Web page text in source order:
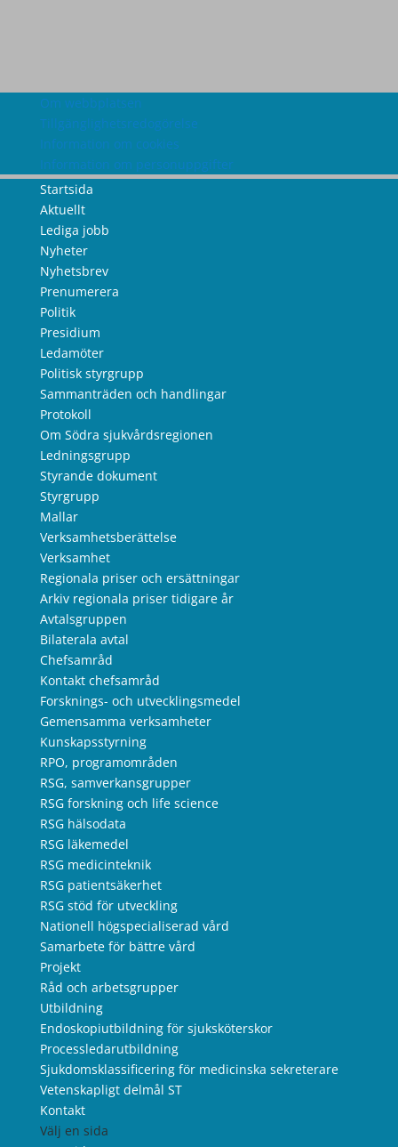
Om webbplatsen
Tillgänglighetsredogörelse
Information om cookies
Information om personuppgifter
Startsida
Aktuellt
Lediga jobb
Nyheter
Nyhetsbrev
Prenumerera
Politik
Presidium
Ledamöter
Politisk styrgrupp
Sammanträden och handlingar
Protokoll
Om Södra sjukvårdsregionen
Ledningsgrupp
Styrande dokument
Styrgrupp
Mallar
Verksamhetsberättelse
Verksamhet
Regionala priser och ersättningar
Arkiv regionala priser tidigare år
Avtalsgruppen
Bilaterala avtal
Chefsamråd
Kontakt chefsamråd
Forsknings- och utvecklingsmedel
Gemensamma verksamheter
Kunskapsstyrning
RPO, programområden
RSG, samverkansgrupper
RSG forskning och life science
RSG hälsodata
RSG läkemedel
RSG medicinteknik
RSG patientsäkerhet
RSG stöd för utveckling
Nationell högspecialiserad vård
Samarbete för bättre vård
Projekt
Råd och arbetsgrupper
Utbildning
Endoskopiutbildning för sjuksköterskor
Processledarutbildning
Sjukdomsklassificering för medicinska sekreterare
Vetenskapligt delmål ST
Kontakt
Välj en sida